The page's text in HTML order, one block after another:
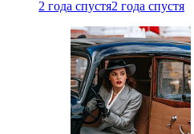
2 года спустя2 года спустя